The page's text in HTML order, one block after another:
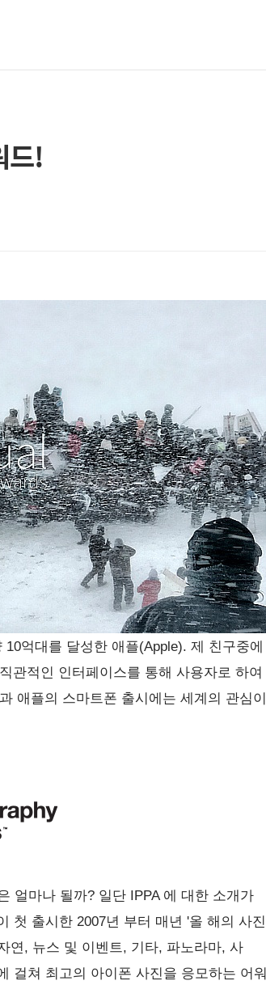
드!
억대를 달성한 애플(Apple). 제 친구중에
관적인 인터페이스를 통해 사용자로 하여
애플의 스마트폰 출시에는 세계의 관심이
얼마나 될까? 일단 IPPA 에 대한 소개가
첫 출시한 2007년 부터 매년 '올 해의 사진
연, 뉴스 및 이벤트, 기타, 파노라마, 사
걸쳐 최고의 아이폰 사진을 응모하는 어워